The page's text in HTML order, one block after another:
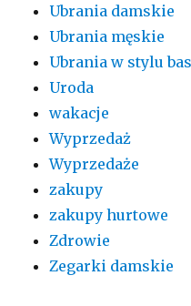
Ubrania damskie
Ubrania męskie
Ubrania w stylu
Uroda
wakacje
Wyprzedaż
Wyprzedaże
zakupy
zakupy hurtowe
Zdrowie
Zegarki damskie